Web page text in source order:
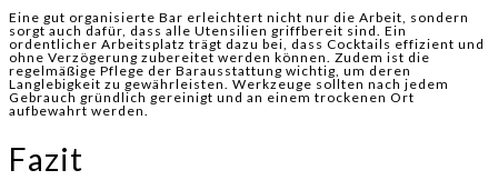
Eine gut organisierte Bar erleichtert nicht nur die Arbeit, sondern
sorgt auch dafür, dass alle Utensilien griffbereit sind. Ein
ordentlicher Arbeitsplatz trägt dazu bei, dass Cocktails effizient und
ohne Verzögerung zubereitet werden können. Zudem ist die
regelmäßige Pflege der Barausstattung wichtig, um deren
Langlebigkeit zu gewährleisten. Werkzeuge sollten nach jedem
Gebrauch gründlich gereinigt und an einem trockenen Ort
aufbewahrt werden.
Fazit